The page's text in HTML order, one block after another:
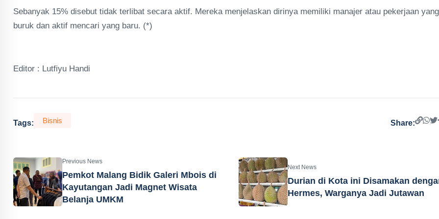
Sebanyak 15% disebut tidak terlibat secara aktif. Mereka menjelaskan dirinya memiliki manajer atau pekerjaan yang
buruk dan aktif mencari yang baru. (*)
Editor : Lutfiyu Handi
Tags: Bisnis Share:
Previous News
Pemkot Malang Bidik Galeri Mbois di
Kayutangan Jadi Magnet Wisata
Belanja UMKM
Next News
Durian di Kota ini Disamakan
Hermes, Warganya Jadi Jutawan